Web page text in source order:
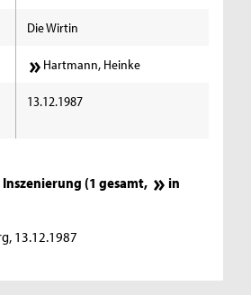
Die Wirtin
Hartmann, Heinke
13.12.1987
(1 gesamt,
in
13.12.1987